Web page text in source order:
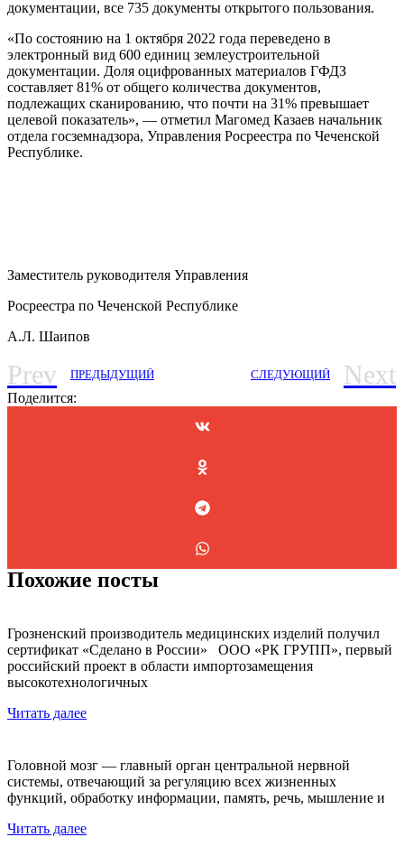
документации, все 735 документы открытого пользования.
«По состоянию на 1 октября 2022 года переведено в
электронный вид 600 единиц землеустроительной
документации. Доля оцифрованных материалов ГФДЗ
составляет 81% от общего количества документов,
подлежащих сканированию, что почти на 31% превышает
целевой показатель», — отметил Магомед Казаев начальник
отдела госземнадзора, Управления Росреестра по Чеченской
Республике.
Заместитель руководителя Управления
Росреестра по Чеченской Республике
А.Л. Шаипов
Prev ПРЕДЫДУЩИЙ СЛЕДУЮЩИЙ Next
Поделится:
Похожие посты
Грозненский производитель медицинских изделий получил
сертификат «Сделано в России» ООО «РК ГРУПП», первый
российский проект в области импортозамещения
высокотехнологичных
Читать далее
Головной мозг — главный орган центральной нервной
системы, отвечающий за регуляцию всех жизненных
функций, обработку информации, память, речь, мышление и
Читать далее